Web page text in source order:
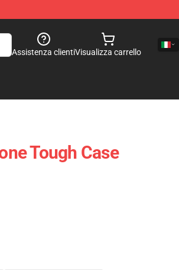
Assistenza clientiVisualizza carrello
Tough Case